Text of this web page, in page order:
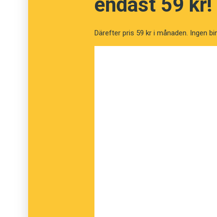
Därefter pris 59 kr i månaden. Ingen